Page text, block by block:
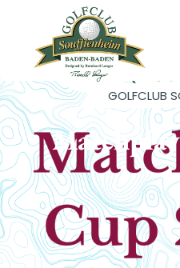
GOLFCLUB